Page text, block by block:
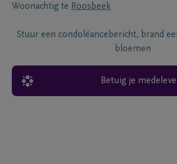
Woonachtig te Roosbeek
Stuur een condoléancebericht, brand
bloemen
Betuig je